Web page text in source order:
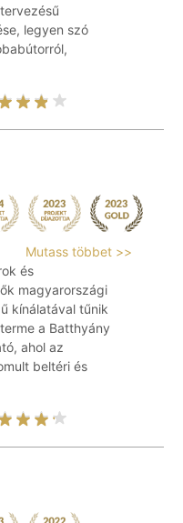
legyen szó
Mutass többet >>
és
magyarországi
kínálatával tűnik
a Batthyány
ahol az
beltéri és